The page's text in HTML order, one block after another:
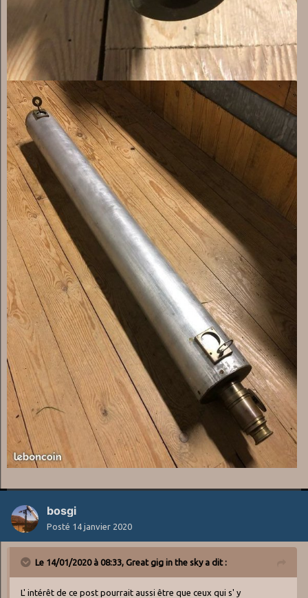
bosgi
Posté 14 janvier 2020
Le 14/01/2020 à 08:33, Great gig in the skya dit :
L' intérêt de ce post pourrait aussi être que ceux qui s' y